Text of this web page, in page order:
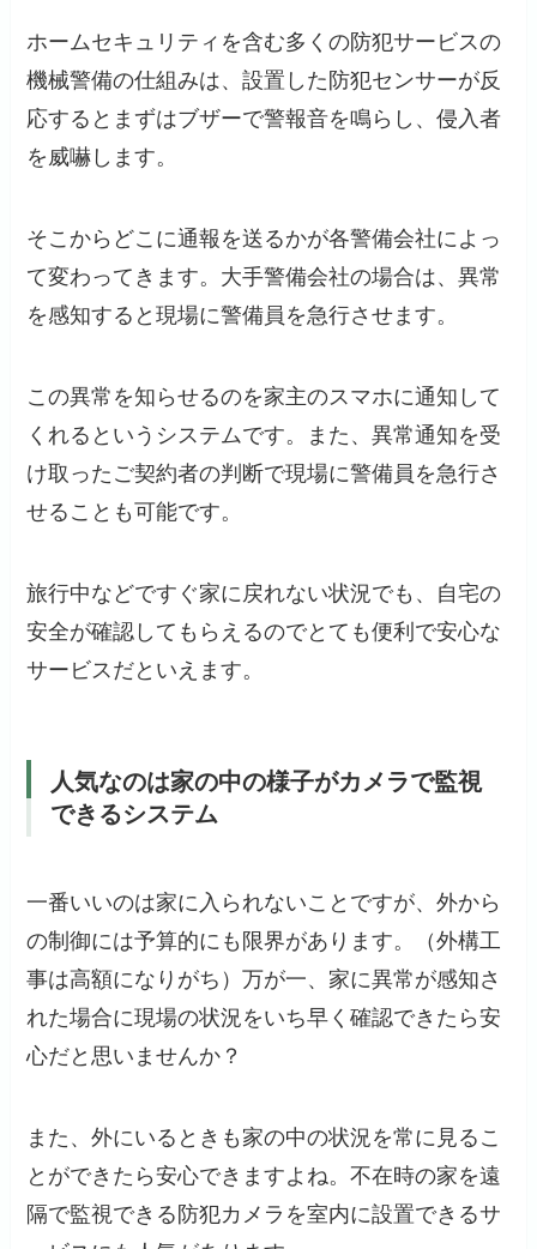
ホームセキュリティを含む多くの防犯サービスの
機械警備の仕組みは、設置した防犯センサーが反
応するとまずはブザーで警報音を鳴らし、侵入者
を威嚇します。
そこからどこに通報を送るかが各警備会社によっ
て変わってきます。大手警備会社の場合は、異常
を感知すると現場に警備員を急行させます。
この異常を知らせるのを家主のスマホに通知して
くれるというシステムです。また、異常通知を受
け取ったご契約者の判断で現場に警備員を急行さ
せることも可能です。
旅行中などですぐ家に戻れない状況でも、自宅の
安全が確認してもらえるのでとても便利で安心な
サービスだといえます。
人気なのは家の中の様子がカメラで監視
できるシステム
一番いいのは家に入られないことですが、外から
の制御には予算的にも限界があります。（外構工
事は高額になりがち）万が一、家に異常が感知さ
れた場合に現場の状況をいち早く確認できたら安
心だと思いませんか？
また、外にいるときも家の中の状況を常に見るこ
とができたら安心できますよね。不在時の家を遠
隔で監視できる防犯カメラを室内に設置できるサ